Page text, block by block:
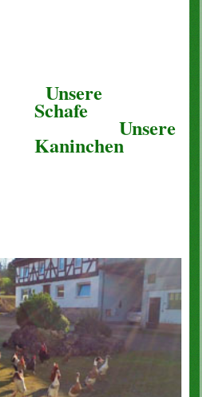
Unsere
Schafe
Unsere
Kaninchen